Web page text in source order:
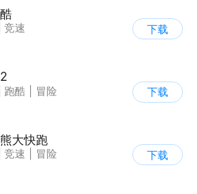
竞速
下载
跑酷
冒险
下载
大快跑
竞速
冒险
下载